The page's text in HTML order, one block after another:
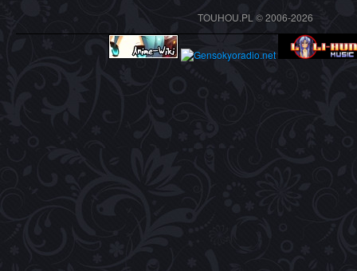
TOUHOU.PL © 2006-2026